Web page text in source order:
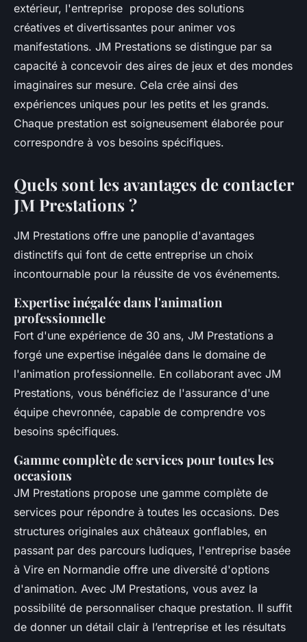
extérieur, l'entreprise propose des solutions
créatives et divertissantes pour animer vos
manifestations. JM Prestations se distingue par sa
capacité à concevoir des aires de jeux et des mondes
imaginaires sur mesure. Cela crée ainsi des
expériences uniques pour les petits et les grands.
Chaque prestation est soigneusement élaborée pour
correspondre à vos besoins spécifiques.
Quels sont les avantages de contacter
JM Prestations ?
JM Prestations offre une panoplie d'avantages
distinctifs qui font de cette entreprise un choix
incontournable pour la réussite de vos événements.
Expertise inégalée dans l'animation
professionnelle
Fort d'une expérience de 30 ans, JM Prestations a
forgé une expertise inégalée dans le domaine de
l'animation professionnelle. En collaborant avec JM
Prestations, vous bénéficiez de l'assurance d'une
équipe chevronnée, capable de comprendre vos
besoins spécifiques.
Gamme complète de services pour toutes les
occasions
JM Prestations propose une gamme complète de
services pour répondre à toutes les occasions. Des
structures originales aux châteaux gonflables, en
passant par des parcours ludiques, l'entreprise basée
à Vire en Normandie offre une diversité d'options
d'animation. Avec JM Prestations, vous avez la
possibilité de personnaliser chaque prestation. Il suffit
de donner un détail clair à l’entreprise et les résultats